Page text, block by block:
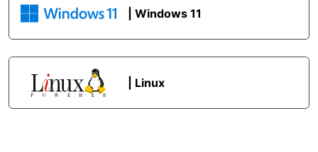
| Windows 11
| Linux